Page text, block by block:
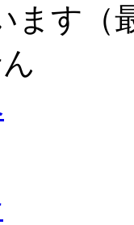
ます（